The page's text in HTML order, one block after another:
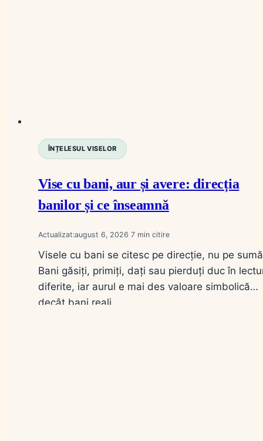
ÎNȚELESUL VISELOR
Vise cu bani, aur și avere: direcția
banilor și ce înseamnă
Actualizat:august 6, 2026 7
Visele cu bani se citesc pe direcție, nu pe
Bani găsiți, primiți, dați sau pierduți duc în
diferite, iar aurul e mai des valoare simbolică
decât bani reali.